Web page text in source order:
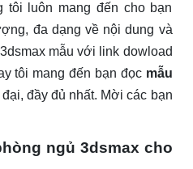
tôi luôn mang đến cho bạn
đa dạng về nội dung và
mẫu với link dowload
tôi mang đến bạn đọc mẫu
đầy đủ nhất. Mời các bạn
ngủ 3dsmax cho